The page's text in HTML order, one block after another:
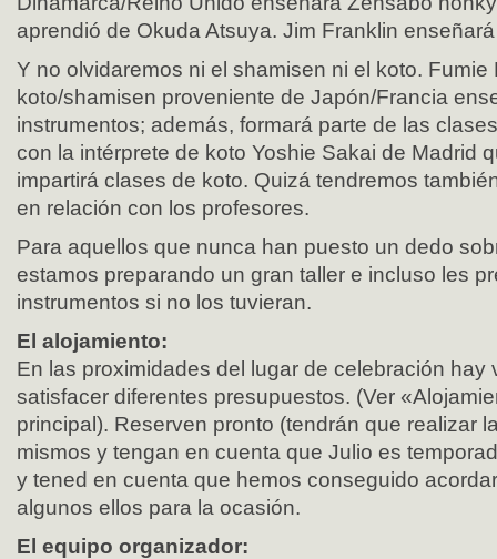
aprendió de Okuda Atsuya. Jim Franklin
Y no olvidaremos ni el shamisen ni el koto. Fumie
koto/shamisen proveniente de Japón/Francia
instrumentos; además, formará parte de las
con la intérprete de koto Yoshie Sakai de Madrid
impartirá clases de koto. Quizá tendremos
en relación con los profesores.
Para aquellos que nunca han puesto un dedo
estamos preparando un gran taller e incluso les
instrumentos si no los tuvieran.
El alojamiento:
En las proximidades del lugar de celebración hay
satisfacer diferentes presupuestos. (Ver
principal). Reserven pronto (tendrán que realizar
mismos y tengan en cuenta que Julio es
y tened en cuenta que hemos conseguido
algunos ellos para la ocasión.
El equipo organizador: